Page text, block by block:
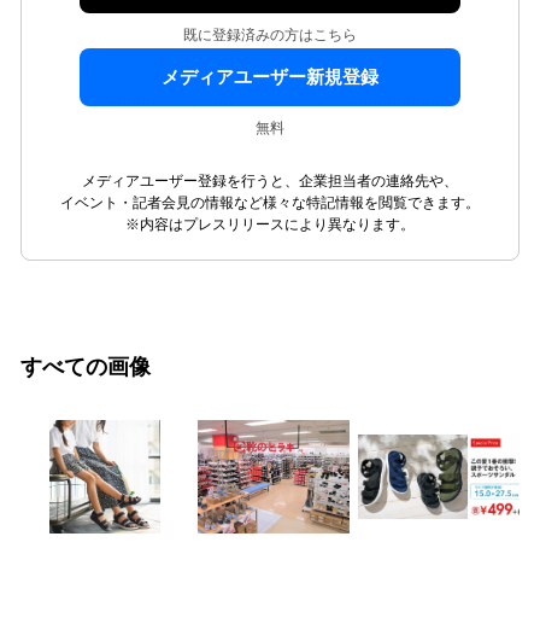
既に登録済みの方はこちら
メディアユーザー新規登録
無料
メディアユーザー登録を行うと、企業担当者の連絡先や、
イベント・記者会見の情報など様々な特記情報を閲覧できます。
※内容はプレスリリースにより異なります。
すべての画像